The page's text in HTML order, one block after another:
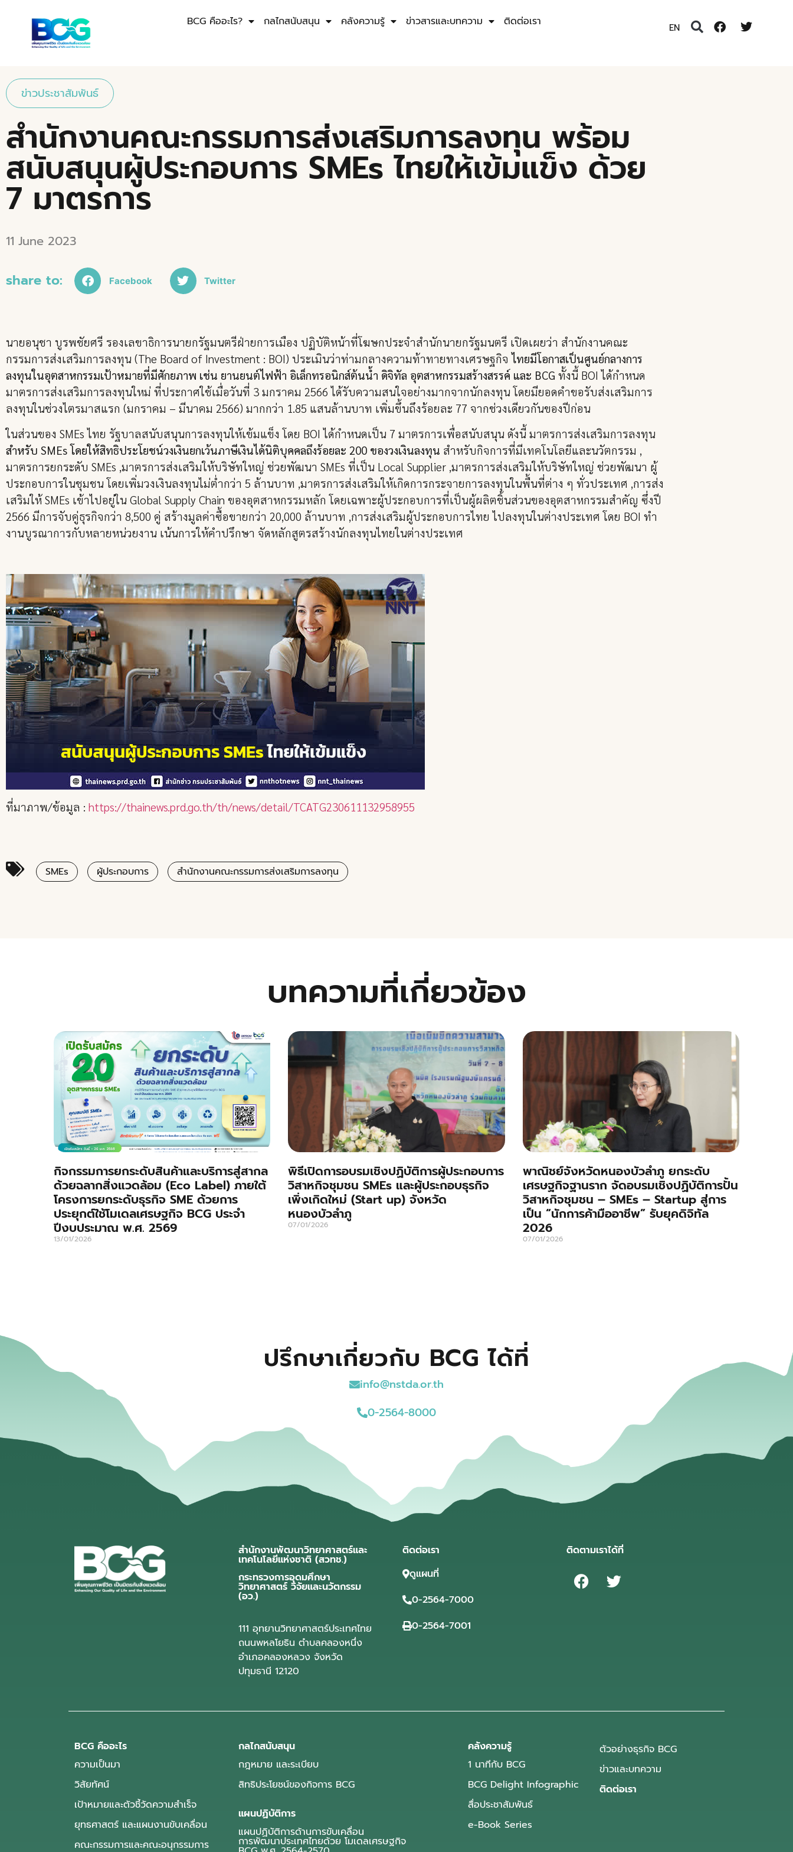
BCG คืออะไร? กลไกสนับสนุน คลังความรู้ ข่าวสารและบทความ ติดต่อเรา EN
ข่าวประชาสัมพันธ์
สำนักงานคณะกรรมการส่งเสริมการลงทุน พร้อม
สนับสนุนผู้ประกอบการ SMEs ไทยให้เข้มแข็ง ด้วย
7 มาตรการ
11 June 2023
share to: Facebook Twitter
นายอนุชา บูรพชัยศรี รองเลขาธิการนายกรัฐมนตรีฝ่ายการเมือง ปฏิบัติหน้าที่โฆษกประจำสำนักนายกรัฐมนตรี เปิดเผยว่า สำนักงานคณะ
กรรมการส่งเสริมการลงทุน (The Board of Investment : BOI) ประเมินว่าท่ามกลางความท้าทายทางเศรษฐกิจไทยมีโอกาสเป็นศูนย์กลางการ
ลงทุนในอุตสาหกรรมเป้าหมายที่มีศักยภาพ เช่น ยานยนต์ไฟฟ้า อิเล็กทรอนิกส์ต้นน้ำ ดิจิทัล อุตสาหกรรมสร้างสรรค์ และ BCG ทั้งนี้ BOI ได้กำหนด
มาตรการส่งเสริมการลงทุนใหม่ ที่ประกาศใช้เมื่อวันที่ 3 มกราคม 2566 ได้รับความสนใจอย่างมากจากนักลงทุน โดยมียอดคำขอรับส่งเสริมการ
ลงทุนในช่วงไตรมาสแรก (มกราคม – มีนาคม 2566) มากกว่า 1.85 แสนล้านบาท เพิ่มขึ้นถึงร้อยละ 77 จากช่วงเดียวกันของปีก่อน
ในส่วนของ SMEs ไทย รัฐบาลสนับสนุนการลงทุนให้เข้มแข็ง โดย BOI ได้กำหนดเป็น 7 มาตรการเพื่อสนับสนุน ดังนี้ มาตรการส่งเสริมการลงทุน
สำหรับ SMEs โดยให้สิทธิประโยชน์วงเงินยกเว้นภาษีเงินได้นิติบุคคลถึงร้อยละ 200 ของวงเงินลงทุน สำหรับกิจการที่มีเทคโนโลยีและนวัตกรรม ,
มาตรการยกระดับ SMEs ,มาตรการส่งเสริมให้บริษัทใหญ่ ช่วยพัฒนา SMEs ที่เป็น Local Supplier ,มาตรการส่งเสริมให้บริษัทใหญ่ ช่วยพัฒนา ผู้
ประกอบการในชุมชน โดยเพิ่มวงเงินลงทุนไม่ต่ำกว่า 5 ล้านบาท ,มาตรการส่งเสริมให้เกิดการกระจายการลงทุนในพื้นที่ต่าง ๆ ทั่วประเทศ ,การส่ง
เสริมให้ SMEs เข้าไปอยู่ใน Global Supply Chain ของอุตสาหกรรมหลัก โดยเฉพาะผู้ประกอบการที่เป็นผู้ผลิตชิ้นส่วนของอุตสาหกรรมสำคัญ ซึ่งปี
2566 มีการจับคู่ธุรกิจกว่า 8,500 คู่ สร้างมูลค่าซื้อขายกว่า 20,000 ล้านบาท ,การส่งเสริมผู้ประกอบการไทย ไปลงทุนในต่างประเทศ โดย BOI ทำ
งานบูรณาการกับหลายหน่วยงาน เน้นการให้คำปรึกษา จัดหลักสูตรสร้างนักลงทุนไทยในต่างประเทศ
ที่มาภาพ/ข้อมูล : https://thainews.prd.go.th/th/news/detail/TCATG230611132958955
SMEs ผู้ประกอบการ สำนักงานคณะกรรมการส่งเสริมการลงทุน
บทความที่เกี่ยวข้อง
กิจกรรมการยกระดับสินค้าและบริการสู่สากล
ด้วยฉลากสิ่งแวดล้อม (Eco Label) ภายใต้
โครงการยกระดับธุรกิจ SME ด้วยการ
ประยุกต์ใช้โมเดลเศรษฐกิจ BCG ประจำ
ปีงบประมาณ พ.ศ. 2569
13/01/2026
พิธีเปิดการอบรมเชิงปฏิบัติการผู้ประกอบการ
วิสาหกิจชุมชน SMEs และผู้ประกอบธุรกิจ
เพิ่งเกิดใหม่ (Start up) จังหวัด
หนองบัวลำภู
07/01/2026
พาณิชย์จังหวัดหนองบัวลำภู ยกระดับ
เศรษฐกิจฐานราก จัดอบรมเชิงปฏิบัติการปั้น
วิสาหกิจชุมชน – SMEs – Startup สู่การ
เป็น “นักการค้ามืออาชีพ” รับยุคดิจิทัล
2026
07/01/2026
ปรึกษาเกี่ยวกับ BCG ได้ที่
info@nstda.or.th
0-2564-8000
สำนักงานพัฒนาวิทยาศาสตร์และ
เทคโนโลยีแห่งชาติ (สวทช.)
กระทรวงการอุดมศึกษา
วิทยาศาสตร์ วิจัยและนวัตกรรม
(อว.)
111 อุทยานวิทยาศาสตร์ประเทศไทย
ถนนพหลโยธิน ตำบลคลองหนึ่ง
อำเภอคลองหลวง จังหวัด
ปทุมธานี 12120
ติดต่อเรา
ดูแผนที่
0-2564-7000
0-2564-7001
ติดตามเราได้ที่
BCG คืออะไร
ความเป็นมา
วิสัยทัศน์
เป้าหมายและตัวชี้วัดความสำเร็จ
ยุทธศาสตร์ และแผนงานขับเคลื่อน
คณะกรรมการและคณะอนุกรรมการ
กลไกสนับสนุน
กฎหมาย และระเบียบ
สิทธิประโยชน์ของกิจการ BCG
แผนปฏิบัติการ
แผนปฏิบัติการด้านการขับเคลื่อน
การพัฒนาประเทศไทยด้วย โมเดลเศรษฐกิจ
คลังความรู้
1 นาทีกับ BCG
BCG Delight Infographic
สื่อประชาสัมพันธ์
e-Book Series
ตัวอย่างธุรกิจ BCG
ข่าวและบทความ
ติดต่อเรา